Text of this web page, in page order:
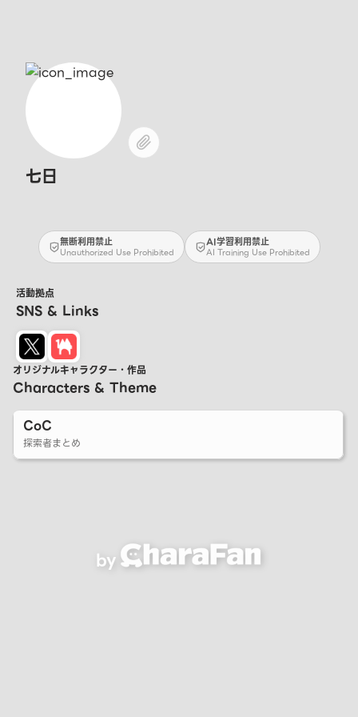
七日
無断利用禁止
Unauthorized Use Prohibited
AI学習利用禁止
AI Training Use Prohibited
活動拠点
SNS & Links
オリジナルキャラクター・作品
Characters & Theme
CoC
探索者まとめ
by